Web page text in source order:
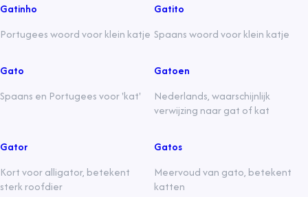
Gatinho
Portugees woord voor klein katje
Gatito
Spaans woord voor klein katje
Gato
Spaans en Portugees voor 'kat'
Gatoen
Nederlands, waarschijnlijk
verwijzing naar gat of kat
Gator
Kort voor alligator, betekent
sterk roofdier
Gatos
Meervoud van gato, betekent
katten